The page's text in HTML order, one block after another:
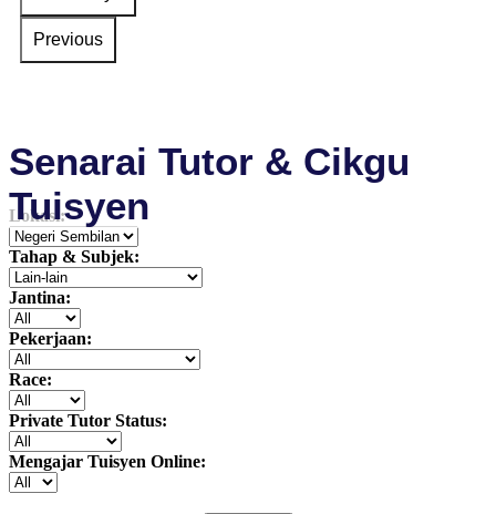
Senarai Tutor & Cikgu
Tuisyen
Lokasi:
Tahap & Subjek:
Jantina:
Pekerjaan:
Race:
Private Tutor Status:
Mengajar Tuisyen Online: